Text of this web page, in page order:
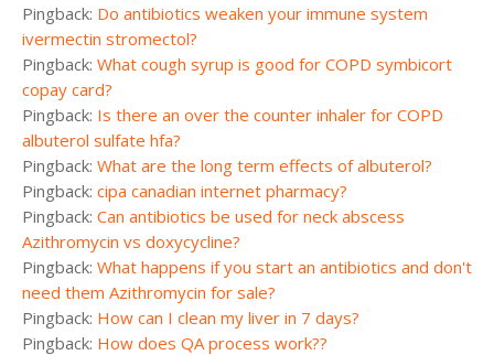
Pingback: Do antibiotics weaken your immune system
ivermectin stromectol?
Pingback: What cough syrup is good for COPD symbicort
copay card?
Pingback: Is there an over the counter inhaler for COPD
albuterol sulfate hfa?
Pingback: What are the long term effects of albuterol?
Pingback: cipa canadian internet pharmacy?
Pingback: Can antibiotics be used for neck abscess
Azithromycin vs doxycycline?
Pingback: What happens if you start an antibiotics and don't
need them Azithromycin for sale?
Pingback: How can I clean my liver in 7 days?
Pingback: How does QA process work??